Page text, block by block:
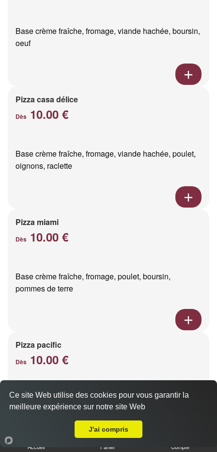
Base crème fraîche, fromage, viande hachée, boursin,
oeuf
Pizza casa délice
Dès 10.00 €
Base crème fraîche, fromage, viande hachée, poulet,
oignons, raclette
Pizza miami
Dès 10.00 €
Base crème fraîche, fromage, poulet, boursin,
pommes de terre
Pizza pacific
Dès 10.00 €
Base crème fraîche, fromage, saumon fumé
Accueil Panier Compte
Ce site Web utilise des cookies pour vous garantir la
meilleure expérience sur notre site Web
J'ai compris